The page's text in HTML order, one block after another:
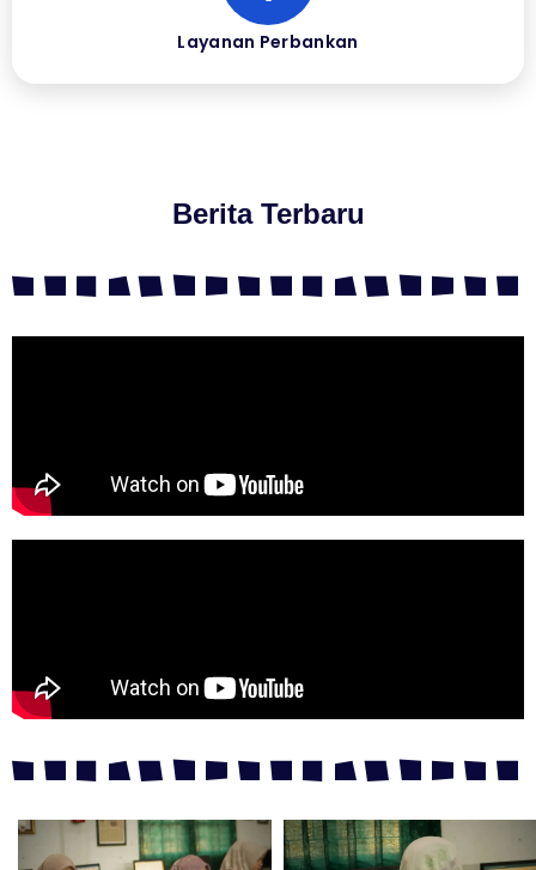
Layanan Perbankan
Berita Terbaru